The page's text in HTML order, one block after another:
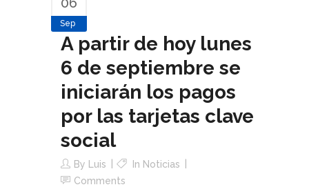
Sep
A partir de hoy lunes
6 de septiembre se
iniciarán los pagos
por las tarjetas clave
social
By Luis In Noticias
Comments